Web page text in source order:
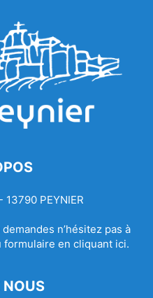
PEYNIER
n’hésitez pas à
formulaire en cliquant ici.
NOUS